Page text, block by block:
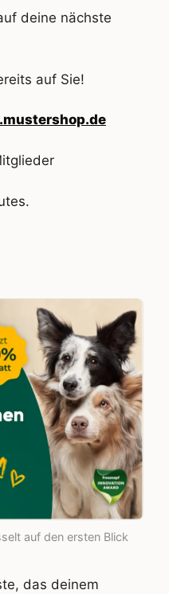
deine nächste
auf Sie!
auf den ersten Blick
das deinem